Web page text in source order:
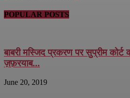
POPULAR POSTS
बाबरी मस्जिद प्रकरण पर सुप्रीम
ज़फ़रयाब...
June 20, 2019